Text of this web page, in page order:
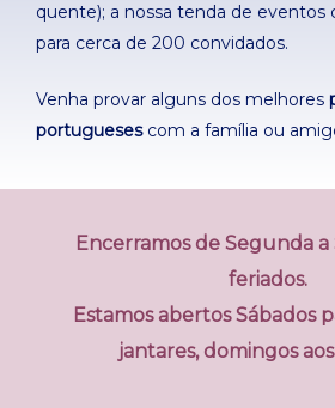
quente); a nossa tenda de eventos
para cerca de 200 convidados.
Venha provar alguns dos melhores
portuguesescom a família ou
Encerramos de Segunda a
feriados.
Estamos abertos Sábados
jantares, domingos